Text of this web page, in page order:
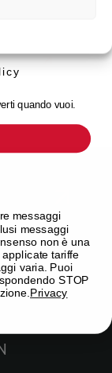
di
quando vuoi.
messaggi
messaggi
non è una
tariffe
varia. Puoi
STOP
Privacy